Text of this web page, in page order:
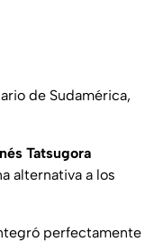
de Sudamérica,
Tatsugora
alternativa a los
perfectamente